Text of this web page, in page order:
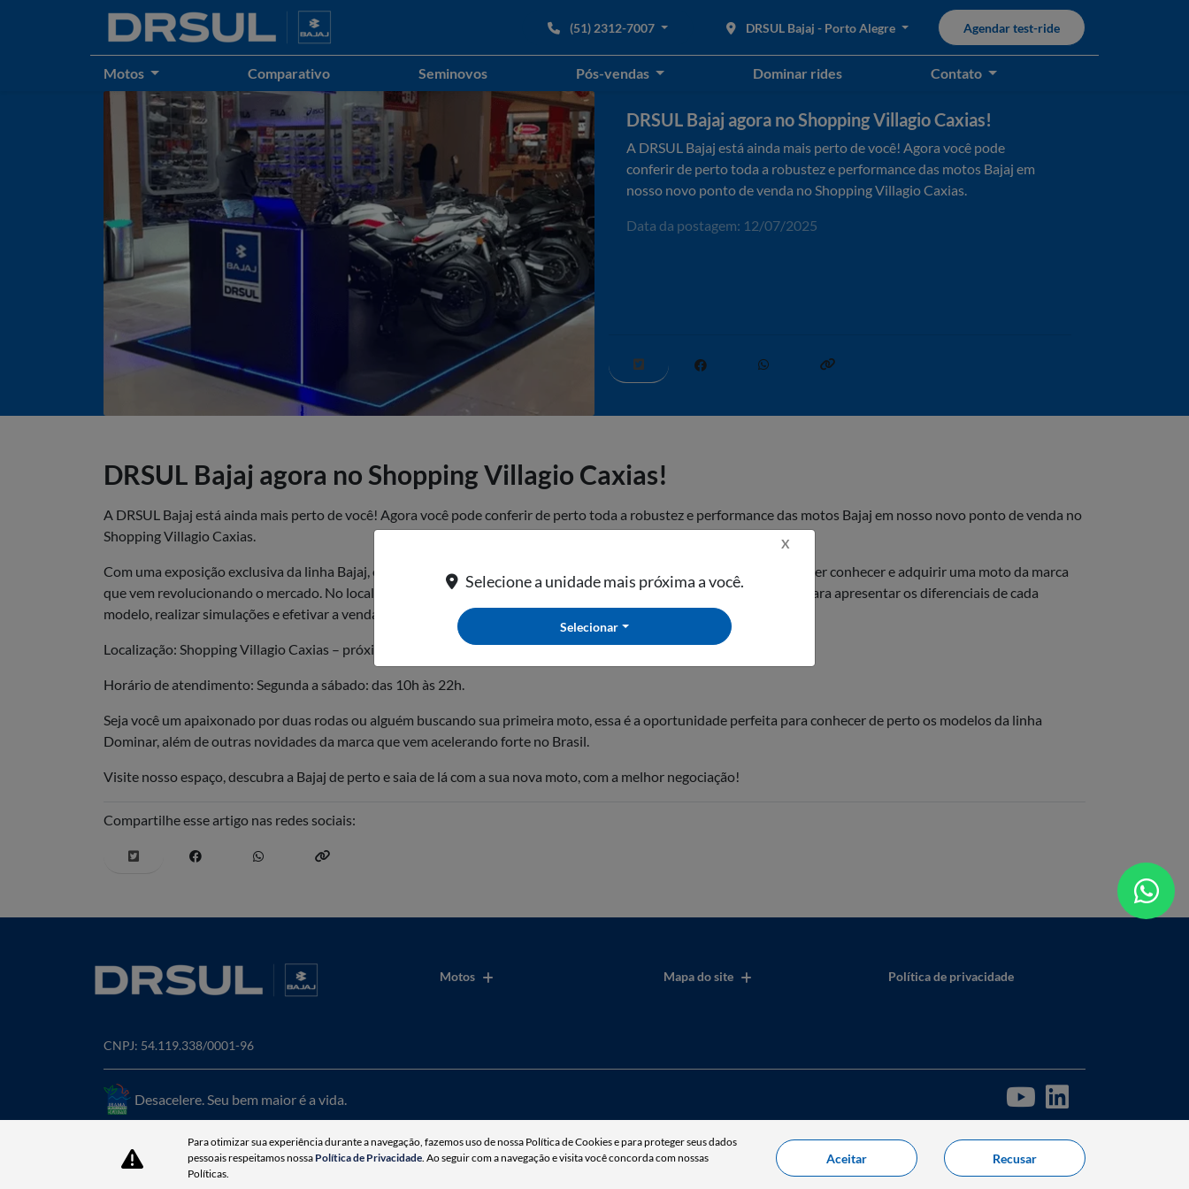
(51) 2312-7007 DRSUL Bajaj - Porto Alegre Agendar test-ride
Motos Comparativo Seminovos Pós-vendas Dominar rides Contato
DRSUL Bajaj agora no Shopping Villagio Caxias!
A DRSUL Bajaj está ainda mais perto de você! Agora você pode
conferir de perto toda a robustez e performance das motos Bajaj em
nosso novo ponto de venda no Shopping Villagio Caxias.
Data da postagem: 12/07/2025
DRSUL Bajaj agora no Shopping Villagio Caxias!
A DRSUL Bajaj está ainda mais perto de você! Agora você pode conferir de perto toda a robustez e performance das motos Bajaj em nosso novo ponto de venda no
Shopping Villagio Caxias.
Com uma exposição exclusiva da linha Bajaj, o espaço foi criado para oferecer uma experiência completa para quem quer conhecer e adquirir uma moto da marca
que vem revolucionando o mercado. No local, você conta com o atendimento de consultores especializados, prontos para apresentar os diferenciais de cada
modelo, realizar simulações e efetivar a venda com toda comodidade.
Localização: Shopping Villagio Caxias – próximo à praça de alimentação.
Horário de atendimento: Segunda a sábado: das 10h às 22h.
Seja você um apaixonado por duas rodas ou alguém buscando sua primeira moto, essa é a oportunidade perfeita para conhecer de perto os modelos da linha
Dominar, além de outras novidades da marca que vem acelerando forte no Brasil.
Visite nosso espaço, descubra a Bajaj de perto e saia de lá com a sua nova moto, com a melhor negociação!
Compartilhe esse artigo nas redes sociais:
Motos Mapa do site Política de privacidade
CNPJ: 54.119.338/0001-96
Desacelere. Seu bem maior é a vida.
X
Selecione a unidade mais próxima a você.
Selecionar
Para otimizar sua experiência durante a navegação, fazemos uso de nossa Política de Cookies e para proteger seus dados
pessoais respeitamos nossa Política de Privacidade. Ao seguir com a navegação e visita você concorda com nossas
Políticas.
Aceitar Recusar